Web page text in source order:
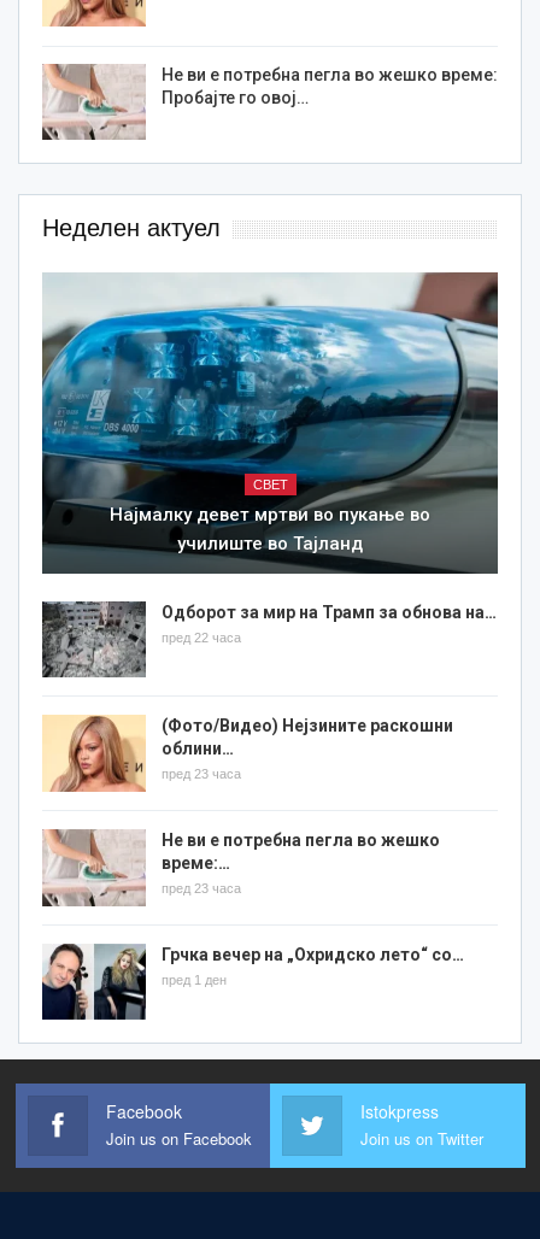
Не ви е потребна пегла во жешко време:
Пробајте го овој…
Неделен актуел
СВЕТ
Најмалку девет мртви во пукање во
училиште во Тајланд
Одборот за мир на Трамп за обнова на…
пред 22 часа
(Фото/Видео) Нејзините раскошни
облини…
пред 23 часа
Не ви е потребна пегла во жешко
време:…
пред 23 часа
Грчка вечер на „Охридско лето“ со…
пред 1 ден
Facebook
Join us on Facebook
Istokpress
Join us on Twitter